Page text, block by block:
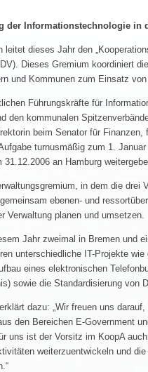
der Informationstechnologie in
leitet dieses Jahr den
Dieses Gremium koordiniert
und Kommunen zum Einsatz
Führungskräfte für
den kommunalen
beim Senator für Finanzen,
turnusmäßig zum 1.
an Hamburg
in dem die drei
ebenen- und
Verwaltung planen und umsetzen.
Jahr zweimal in Bremen und
unterschiedliche IT-Projekte
eines elektronischen
sowie die Standardisierung von
dazu: „Wir freuen uns
den Bereichen E-Government
uns ist der Vorsitz im KoopA
weiterzuentwickeln und